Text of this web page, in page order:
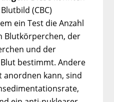
(CBC)
ein Test die Anzahl
Blutkörperchen, der
und der
bestimmt. Andere
anordnen kann, sind